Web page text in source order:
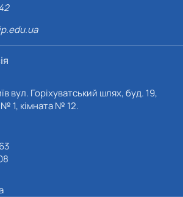
вул. Горіхуватський шлях, буд. 19,
1, кімната № 12.